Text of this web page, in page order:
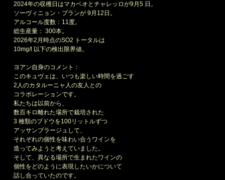
2024年の収穫日はマカベオとチャレッロが9月5 日。
ソーヴィニョン・ブランが 9月12日。
アルコール度数：11度。
総生産量： 300本。
2026年2月時点のSO2 トータルは
10mg/l 以下の検出限界値。
ヨアン自身のコメント：
このキュヴェは、いつも楽しい時間を過ごす
2人のカタルーニャ人の友人との
コラボレーションです。
私たちは以前から、
数百キロ離れた場所で栽培された
3 種類のブドウを100リットルずつ
アッサンブラージュして、
それぞれの個性を味わい合うワインを
造ってみようと考えていました。
そして、異なる場所で生まれたワインの
個性をどのように表現したいかについて
話し合っていたのです。